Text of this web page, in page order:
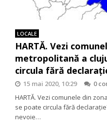
LOCALE
HARTĂ. Vezi
metropolitană a
circula fără
15 mai 2020, 10:29
0
HARTĂ. Vezi comunele din
se poate circula fără
nevoie…